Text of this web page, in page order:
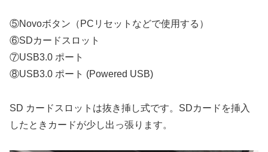
⑤Novoボタン（PCリセットなどで使用する）
⑥SDカードスロット
⑦USB3.0 ポート
⑧USB3.0 ポート (Powered USB)
SD カードスロットは抜き挿し式です。SDカードを挿入
したときカードが少し出っ張ります。